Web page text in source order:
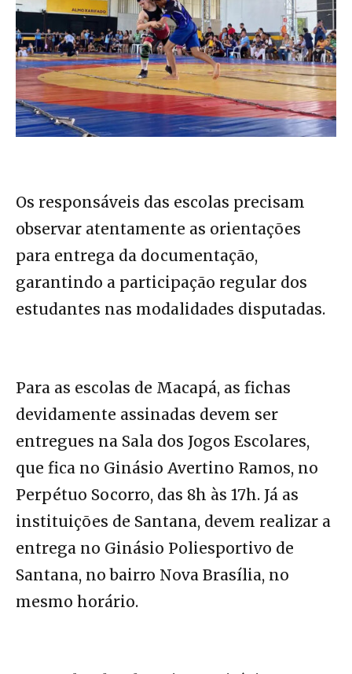
Os responsáveis das escolas precisam
observar atentamente as orientações
para entrega da documentação,
garantindo a participação regular dos
estudantes nas modalidades disputadas.
Para as escolas de Macapá, as fichas
devidamente assinadas devem ser
entregues na Sala dos Jogos Escolares,
que fica no Ginásio Avertino Ramos, no
Perpétuo Socorro, das 8h às 17h. Já as
instituições de Santana, devem realizar a
entrega no Ginásio Poliesportivo de
Santana, no bairro Nova Brasília, no
mesmo horário.